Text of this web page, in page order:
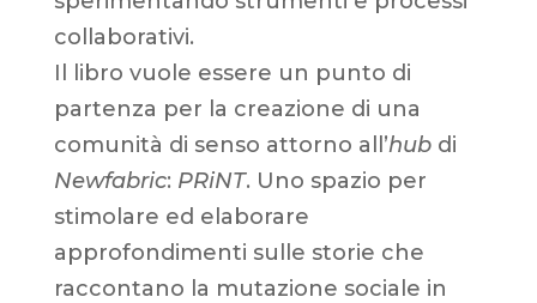
collaborativi.
Il libro vuole essere un punto di
partenza per la creazione di una
comunità di senso attorno all’hubdi
Newfabric: PRiNT. Uno spazio per
stimolare ed elaborare
approfondimenti sulle storie che
raccontano la mutazione sociale in